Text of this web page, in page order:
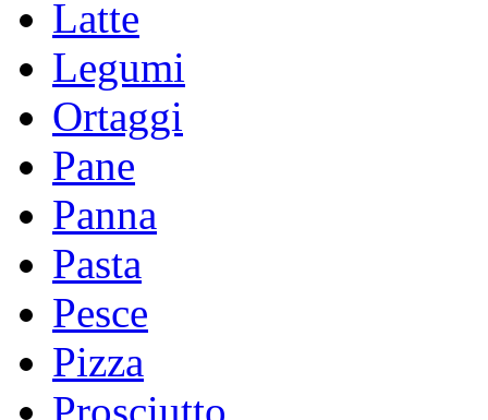
Latte
Legumi
Ortaggi
Pane
Panna
Pasta
Pesce
Pizza